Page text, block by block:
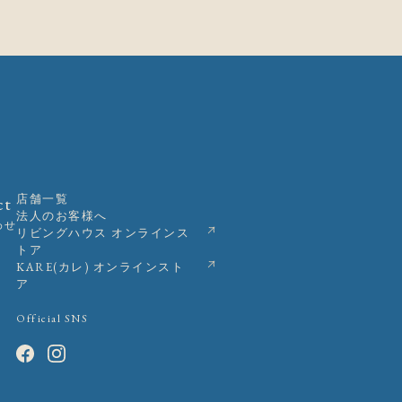
せ
店舗一覧
法人のお客様へ
リビングハウス オンラインス
トア
KARE(カレ) オンラインスト
ア
Official SNS